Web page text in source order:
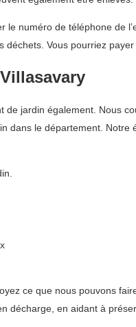
numéro de téléphone de
Vous pourriez
jardin également. Nous
dans le département.
ce que nous pouvons
décharge, en aidant à